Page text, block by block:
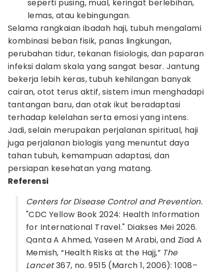
seperti pusing, mual, keringat berlebihan,
lemas, atau kebingungan.
Selama rangkaian ibadah haji, tubuh mengalami
kombinasi beban fisik, panas lingkungan,
perubahan tidur, tekanan fisiologis, dan paparan
infeksi dalam skala yang sangat besar. Jantung
bekerja lebih keras, tubuh kehilangan banyak
cairan, otot terus aktif, sistem imun menghadapi
tantangan baru, dan otak ikut beradaptasi
terhadap kelelahan serta emosi yang intens.
Jadi, selain merupakan perjalanan spiritual, haji
juga perjalanan biologis yang menuntut daya
tahan tubuh, kemampuan adaptasi, dan
persiapan kesehatan yang matang.
Referensi
Centers for Disease Control and Prevention.
"CDC Yellow Book 2024: Health Information
for International Travel." Diakses Mei 2026.
Qanta A Ahmed, Yaseen M Arabi, and Ziad A
Memish, “Health Risks at the Hajj,” The
Lancet367, no. 9515 (March 1, 2006): 1008–